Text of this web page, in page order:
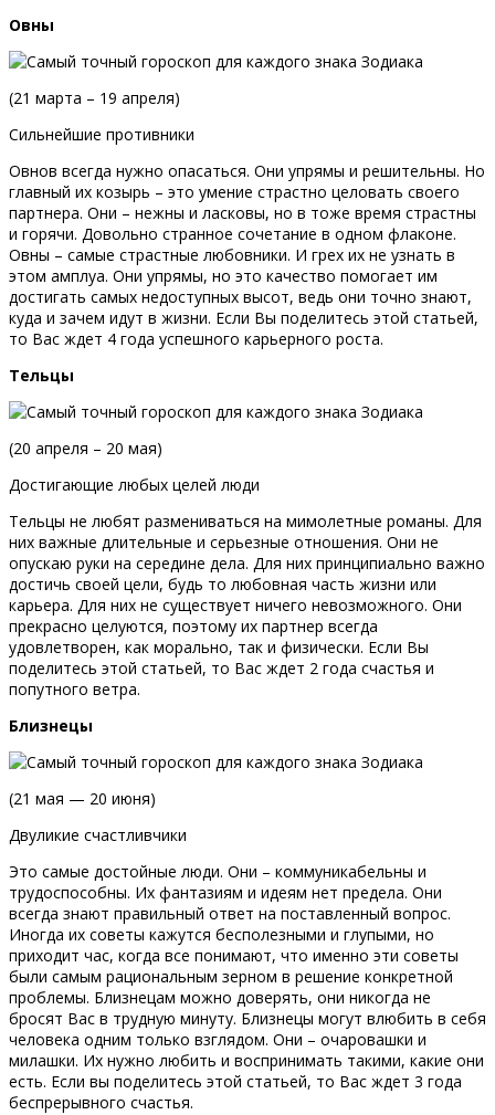
Овны
(21 марта – 19 апреля)
Сильнейшие противники
Овнов всегда нужно опасаться. Они упрямы и решительны. Но
главный их козырь – это умение страстно целовать своего
партнера. Они – нежны и ласковы, но в тоже время страстны
и горячи. Довольно странное сочетание в одном флаконе.
Овны – самые страстные любовники. И грех их не узнать в
этом амплуа. Они упрямы, но это качество помогает им
достигать самых недоступных высот, ведь они точно знают,
куда и зачем идут в жизни. Если Вы поделитесь этой статьей,
то Вас ждет 4 года успешного карьерного роста.
Тельцы
(20 апреля – 20 мая)
Достигающие любых целей люди
Тельцы не любят размениваться на мимолетные романы. Для
них важные длительные и серьезные отношения. Они не
опускаю руки на середине дела. Для них принципиально важно
достичь своей цели, будь то любовная часть жизни или
карьера. Для них не существует ничего невозможного. Они
прекрасно целуются, поэтому их партнер всегда
удовлетворен, как морально, так и физически. Если Вы
поделитесь этой статьей, то Вас ждет 2 года счастья и
попутного ветра.
Близнецы
(21 мая — 20 июня)
Двуликие счастливчики
Это самые достойные люди. Они – коммуникабельны и
трудоспособны. Их фантазиям и идеям нет предела. Они
всегда знают правильный ответ на поставленный вопрос.
Иногда их советы кажутся бесполезными и глупыми, но
приходит час, когда все понимают, что именно эти советы
были самым рациональным зерном в решение конкретной
проблемы. Близнецам можно доверять, они никогда не
бросят Вас в трудную минуту. Близнецы могут влюбить в себя
человека одним только взглядом. Они – очаровашки и
милашки. Их нужно любить и воспринимать такими, какие они
есть. Если вы поделитесь этой статьей, то Вас ждет 3 года
беспрерывного счастья.